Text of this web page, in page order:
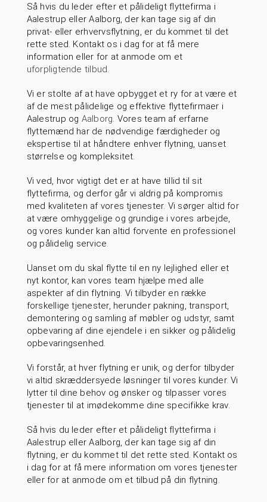
Så hvis du leder efter et pålideligt flyttefirma i
Aalestrup eller Aalborg, der kan tage sig af din
privat- eller erhvervsflytning, er du kommet til det
rette sted. Kontakt os i dag for at få mere
information eller for at anmode om et
uforpligtende tilbud.
Vi er stolte af at have opbygget et ry for at være et
af de mest pålidelige og effektive flyttefirmaer i
Aalestrup og Aalborg. Vores team af erfarne
flyttemænd har de nødvendige færdigheder og
ekspertise til at håndtere enhver flytning, uanset
størrelse og kompleksitet.
Vi ved, hvor vigtigt det er at have tillid til sit
flyttefirma, og derfor går vi aldrig på kompromis
med kvaliteten af vores tjenester. Vi sørger altid for
at være omhyggelige og grundige i vores arbejde,
og vores kunder kan altid forvente en professionel
og pålidelig service.
Uanset om du skal flytte til en ny lejlighed eller et
nyt kontor, kan vores team hjælpe med alle
aspekter af din flytning. Vi tilbyder en række
forskellige tjenester, herunder pakning, transport,
demontering og samling af møbler og udstyr, samt
opbevaring af dine ejendele i en sikker og pålidelig
opbevaringsenhed.
Vi forstår, at hver flytning er unik, og derfor tilbyder
vi altid skræddersyede løsninger til vores kunder. Vi
lytter til dine behov og ønsker og tilpasser vores
tjenester til at imødekomme dine specifikke krav.
Så hvis du leder efter et pålideligt flyttefirma i
Aalestrup eller Aalborg, der kan tage sig af din
flytning, er du kommet til det rette sted. Kontakt os
i dag for at få mere information om vores tjenester
eller for at anmode om et tilbud på din flytning.